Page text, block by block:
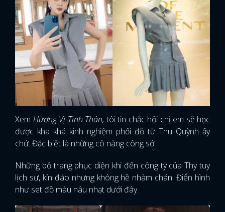
Xem Hương Vị Tình Thân, tôi tin chắc hội chị em sẽ học
được kha khá kinh nghiệm phối đồ từ Thu Quỳnh ấy
chứ. Đặc biệt là những cô nàng công sở.
Những bộ trang phục diện khi đến công ty của Thy tuy
lịch sự, kín đáo nhưng không hề nhàm chán. Điển hình
như set đồ màu nâu nhạt dưới đây.